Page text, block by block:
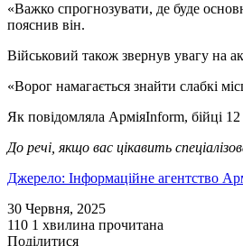
«Важко спрогнозувати, де буде
пояснив він.
Військовий також звернув увагу на
«Ворог намагається знайти слабкі
Як повідомляла АрміяInform, бійці
До речі, якщо вас цікавить
Джерело: Інформаційне агентство
30 Червня, 2025
110 1 хвилина прочитана
Поділитися